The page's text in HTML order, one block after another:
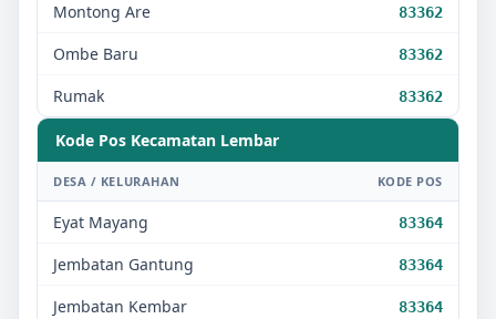
Montong Are 83362
Ombe Baru 83362
Rumak 83362
Kode Pos Kecamatan Lembar
DESA / KELURAHAN KODE POS
Eyat Mayang 83364
Jembatan Gantung 83364
Jembatan Kembar 83364